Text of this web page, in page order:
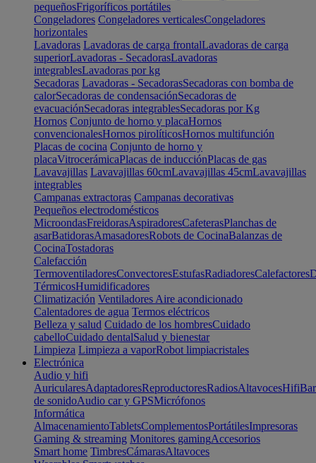
pequeñosFrigoríficos portátiles
Congeladores Congeladores verticalesCongeladores
horizontales
Lavadoras Lavadoras de carga frontalLavadoras de carga
superiorLavadoras - SecadorasLavadoras
integrablesLavadoras por kg
Secadoras Lavadoras - SecadorasSecadoras con bomba de
calorSecadoras de condensaciónSecadoras de
evacuaciónSecadoras integrablesSecadoras por Kg
Hornos Conjunto de horno y placaHornos
convencionalesHornos pirolíticosHornos multifunción
Placas de cocina Conjunto de horno y
placaVitrocerámicaPlacas de inducciónPlacas de gas
Lavavajillas Lavavajillas 60cmLavavajillas 45cmLavavajillas
integrables
Campanas extractoras Campanas decorativas
Pequeños electrodomésticos
MicroondasFreidorasAspiradoresCafeterasPlanchas de
asarBatidorasAmasadoresRobots de CocinaBalanzas de
CocinaTostadoras
Calefacción
TermoventiladoresConvectoresEstufasRadiadoresCalefactores
TérmicosHumidificadores
Climatización Ventiladores Aire acondicionado
Calentadores de agua Termos eléctricos
Belleza y salud Cuidado de los hombresCuidado
cabelloCuidado dentalSalud y bienestar
Limpieza Limpieza a vaporRobot limpiacristales
Electrónica
Audio y hifi
AuricularesAdaptadoresReproductoresRadiosAltavocesHifi
de sonidoAudio car y GPSMicrófonos
Informática
AlmacenamientoTabletsComplementosPortátilesImpresoras
Gaming & streaming Monitores gamingAccesorios
Smart home TimbresCámarasAltavoces